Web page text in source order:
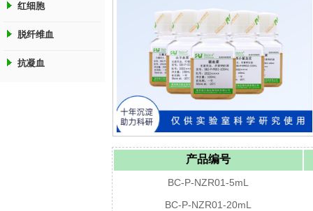
红细胞
脱纤维血
抗凝血
产品编号
BC-P-NZR01-5mL
BC-P-NZR01-20mL